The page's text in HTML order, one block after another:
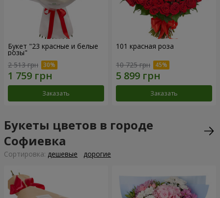
Букет "23 красные и белые
розы"
2 513 грн
Заказать
101 красная роза
10 725 грн
Заказать
Букеты цветов в городе
Софиевка
Cортировка: дешевые дорогие